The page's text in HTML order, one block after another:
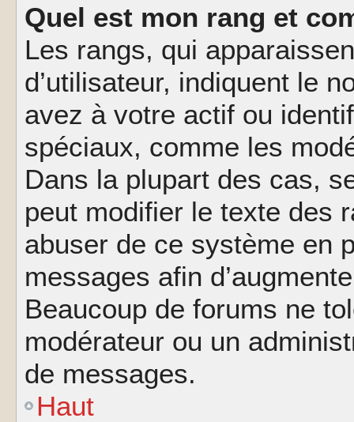
Quel est mon rang et
Les rangs, qui
d’utilisateur, indiquent le
avez à votre actif ou
spéciaux, comme les
Dans la plupart des cas,
peut modifier le texte des
abuser de ce système en
messages afin
Beaucoup de forums ne
modérateur ou un
de messages.
Haut